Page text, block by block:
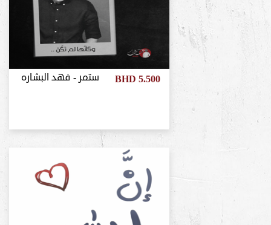
ستمر - فهد البشاره BHD 5.500